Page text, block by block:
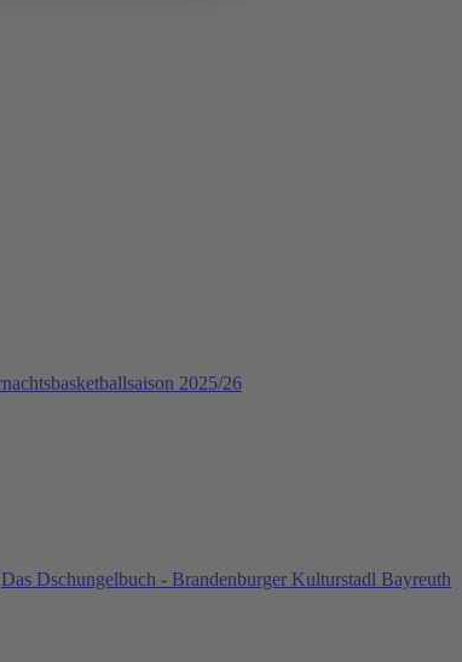
2025/26
Das Dschungelbuch - Brandenburger Kulturstadl Bayreuth